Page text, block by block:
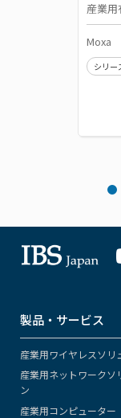
産業用
Moxa
シリー
製品・サービス
産業用ワイヤレスソリ
産業用ネットワークソ
ン
産業用コンピューター